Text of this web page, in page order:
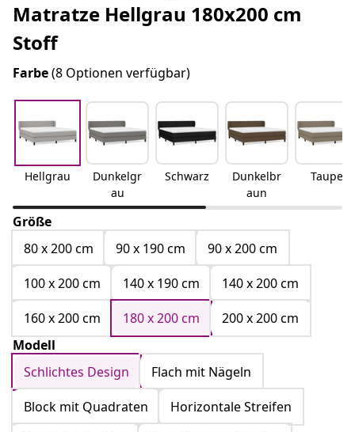
Matratze Hellgrau 180x200 cm
Stoff
Farbe(8 Optionen verfügbar)
Hellgrau
Dunkelgr
au
Schwarz
Dunkelbr
aun
Taupe
Größe
80 x 200 cm
90 x 190 cm
90 x 200 cm
100 x 200 cm
140 x 190 cm
140 x 200 cm
160 x 200 cm
180 x 200 cm
200 x 200 cm
Modell
Schlichtes Design
Flach mit Nägeln
Block mit Quadraten
Horizontale Streifen